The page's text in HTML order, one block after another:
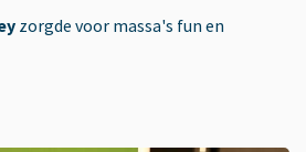
zorgde voor massa's fun en